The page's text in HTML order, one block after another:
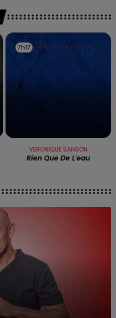
7h17
7h17
VERONIQUE SANSON
Rien Que De L'eau